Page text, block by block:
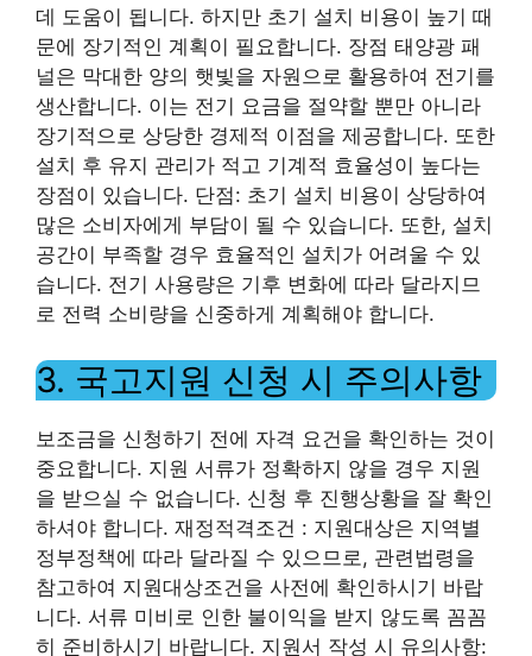
데 도움이 됩니다. 하지만 초기 설치 비용이 높기 때
문에 장기적인 계획이 필요합니다. 장점 태양광 패
널은 막대한 양의 햇빛을 자원으로 활용하여 전기를
생산합니다. 이는 전기 요금을 절약할 뿐만 아니라
장기적으로 상당한 경제적 이점을 제공합니다. 또한
설치 후 유지 관리가 적고 기계적 효율성이 높다는
장점이 있습니다. 단점: 초기 설치 비용이 상당하여
많은 소비자에게 부담이 될 수 있습니다. 또한, 설치
공간이 부족할 경우 효율적인 설치가 어려울 수 있
습니다. 전기 사용량은 기후 변화에 따라 달라지므
로 전력 소비량을 신중하게 계획해야 합니다.
3. 국고지원 신청 시 주의사항
보조금을 신청하기 전에 자격 요건을 확인하는 것이
중요합니다. 지원 서류가 정확하지 않을 경우 지원
을 받으실 수 없습니다. 신청 후 진행상황을 잘 확인
하셔야 합니다. 재정적격조건 : 지원대상은 지역별
정부정책에 따라 달라질 수 있으므로, 관련법령을
참고하여 지원대상조건을 사전에 확인하시기 바랍
니다. 서류 미비로 인한 불이익을 받지 않도록 꼼꼼
히 준비하시기 바랍니다. 지원서 작성 시 유의사항: